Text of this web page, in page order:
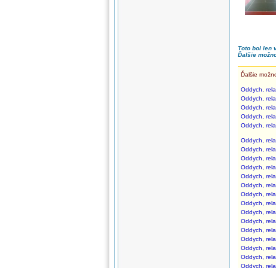
Toto bol len
Ďalšie
Ďalšie
Oddych,
Oddych,
Oddych,
Oddych,
Oddych,
Oddych,
Oddych,
Oddych,
Oddych,
Oddych,
Oddych,
Oddych,
Oddych,
Oddych,
Oddych,
Oddych,
Oddych,
Oddych,
Oddych,
Oddych,